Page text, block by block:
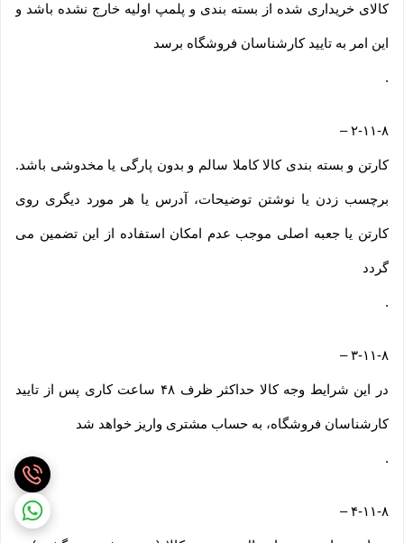
کالای خریداری شده از بسته بندی و پلمپ اولیه خارج نشده باشد و
این امر به تایید کارشناسان فروشگاه برسد
.
۲-۱۱-۸–
کارتن و بسته بندی کالا کاملا سالم و بدون پارگی یا مخدوشی باشد.
برچسب زدن یا نوشتن توضیحات، آدرس یا هر مورد دیگری روی
کارتن یا جعبه اصلی موجب عدم امکان استفاده از این تضمین می
گردد
.
۳-۱۱-۸–
در این شرایط وجه کالا حداکثر ظرف ۴۸ ساعت کاری پس از تایید
کارشناسان فروشگاه، به حساب مشتری واریز خواهد شد
.
۴-۱۱-۸–